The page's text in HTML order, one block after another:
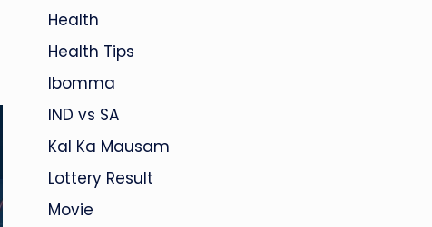
Health
Health Tips
Ibomma
IND vs SA
Kal Ka Mausam
Lottery Result
Movie